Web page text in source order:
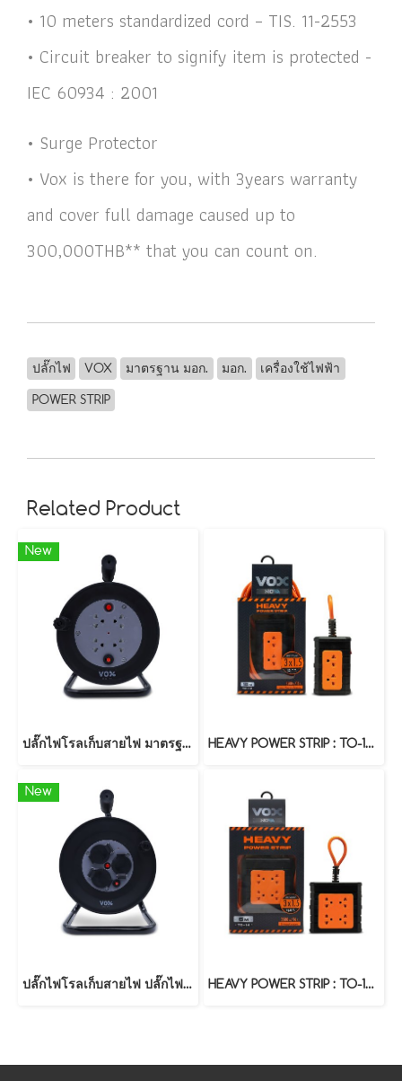
• 10 meters standardized cord – TIS. 11-2553
• Circuit breaker to signify item is protected -
IEC 60934 : 2001
• Surge Protector
• Vox is there for you, with 3years warranty
and cover full damage caused up to
300,000THB** that you can count on.
ปลั๊กไฟ VOX มาตรฐาน มอก. มอก. เครื่องใช้ไฟฟ้า
POWER STRIP
Related Product
New
ปลั๊กไฟโรลเก็บสายไฟ มาตรฐาน มอก. รุ่น NR-10M (10 เมตร) HEAVY POWER STRIP : TO-12 (15 Meters)
New
ปลั๊กไฟโรลเก็บสายไฟ ปลั๊กไฟกันน้ำกันฝุ่น มาตรฐาน มอก. รุ่น NR-20M (20 เมตร) HEAVY POWER STRIP : TO-14 (5 Meters)